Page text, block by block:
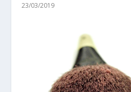
23/03/2019